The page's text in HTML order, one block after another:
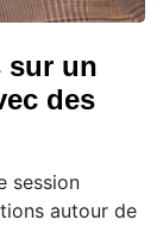
sur un
des
session
autour de